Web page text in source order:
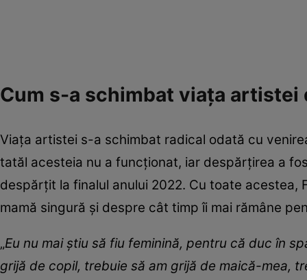
Cum s-a schimbat viața artistei
Viața artistei s-a schimbat radical odată cu
tatăl acesteia nu a funcționat, iar despărțirea a
despărțit la finalul anului 2022. Cu toate
mamă singură și despre cât timp îi mai rămâne
„Eu nu mai știu să fiu feminină, pentru că duc în
grijă de copil, trebuie să am grijă de maică-mea,